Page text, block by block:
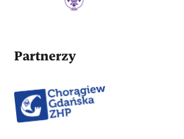
Partnerzy